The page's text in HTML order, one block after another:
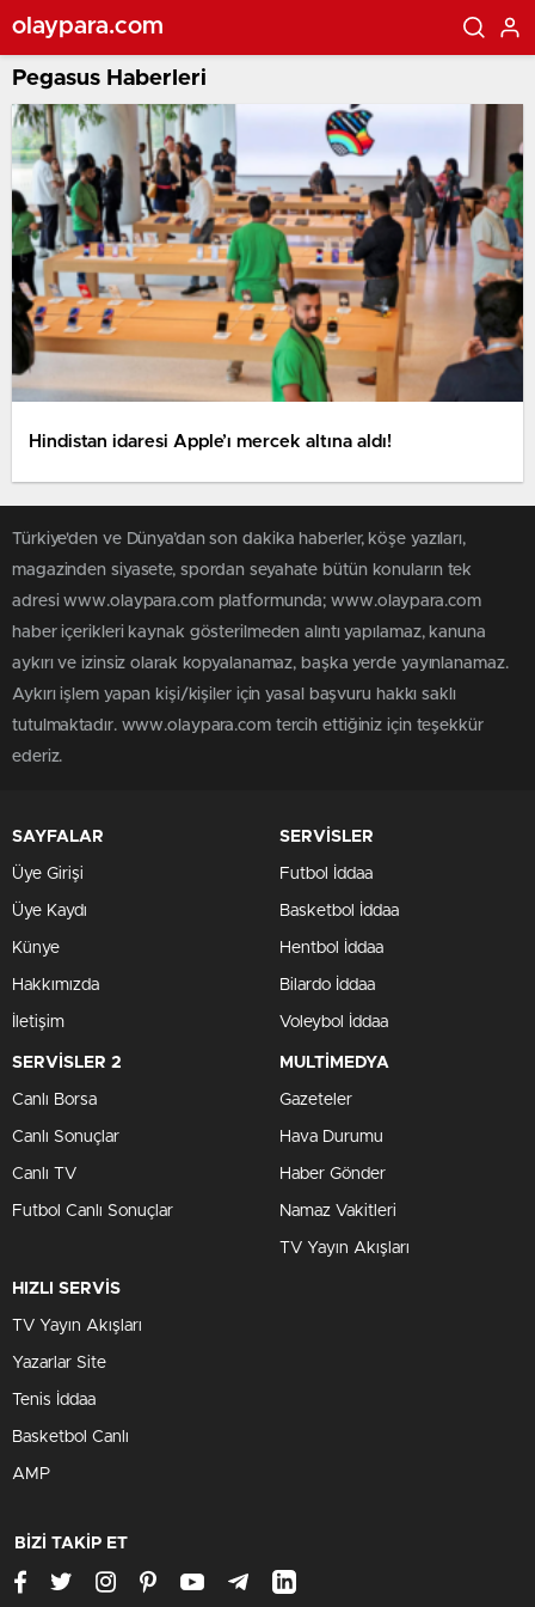
olaypara.com
Pegasus Haberleri
Hindistan idaresi Apple’ı mercek altına aldı!
Türkiye'den ve Dünya’dan son dakika haberler, köşe yazıları,
magazinden siyasete, spordan seyahate bütün konuların tek
adresi www.olaypara.com platformunda; www.olaypara.com
haber içerikleri kaynak gösterilmeden alıntı yapılamaz, kanuna
aykırı ve izinsiz olarak kopyalanamaz, başka yerde yayınlanamaz.
Aykırı işlem yapan kişi/kişiler için yasal başvuru hakkı saklı
tutulmaktadır. www.olaypara.com tercih ettiğiniz için teşekkür
ederiz.
SAYFALAR
Üye Girişi
Üye Kaydı
Künye
Hakkımızda
İletişim
SERVİSLER
Futbol İddaa
Basketbol İddaa
Hentbol İddaa
Bilardo İddaa
Voleybol İddaa
SERVİSLER 2
Canlı Borsa
Canlı Sonuçlar
Canlı TV
Futbol Canlı Sonuçlar
MULTİMEDYA
Gazeteler
Hava Durumu
Haber Gönder
Namaz Vakitleri
TV Yayın Akışları
HIZLI SERVİS
TV Yayın Akışları
Yazarlar Site
Tenis İddaa
Basketbol Canlı
AMP
BİZİ TAKİP ET